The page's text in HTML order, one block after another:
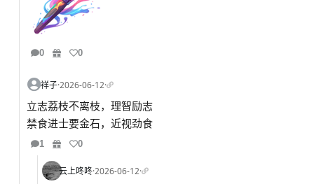
0 0
祥子·2026-06-12·
立志荔枝不离枝，理智励志
禁食进士要金石，近视劲食
1 0
云上咚咚·2026-06-12·